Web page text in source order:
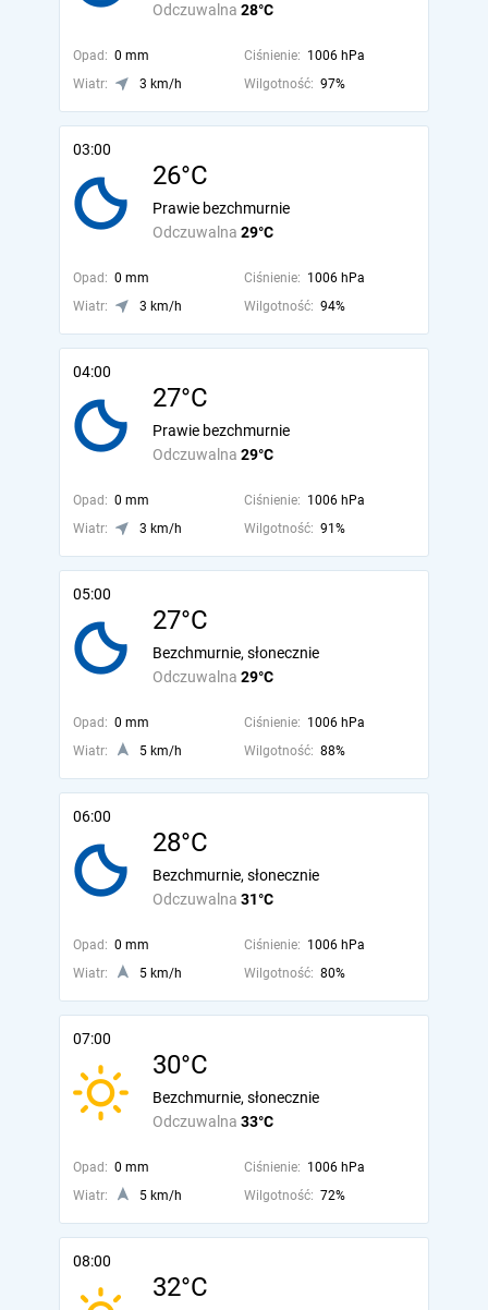
Odczuwalna 28°C
Opad: 0 mm Ciśnienie: 1006 hPa
Wiatr:
3 km/h Wilgotność: 97%
03:00
26°C
Odczuwalna 29°C
Prawie bezchmurnie
Opad: 0 mm Ciśnienie: 1006 hPa
Wiatr:
3 km/h Wilgotność: 94%
04:00
27°C
Odczuwalna 29°C
Prawie bezchmurnie
Opad: 0 mm Ciśnienie: 1006 hPa
Wiatr:
3 km/h Wilgotność: 91%
05:00
27°C
Odczuwalna 29°C
Bezchmurnie, słonecznie
Opad: 0 mm Ciśnienie: 1006 hPa
Wiatr:
5 km/h Wilgotność: 88%
06:00
28°C
Odczuwalna 31°C
Bezchmurnie, słonecznie
Opad: 0 mm Ciśnienie: 1006 hPa
Wiatr:
5 km/h Wilgotność: 80%
07:00
30°C
Odczuwalna 33°C
Bezchmurnie, słonecznie
Opad: 0 mm Ciśnienie: 1006 hPa
Wiatr:
5 km/h Wilgotność: 72%
08:00
32°C